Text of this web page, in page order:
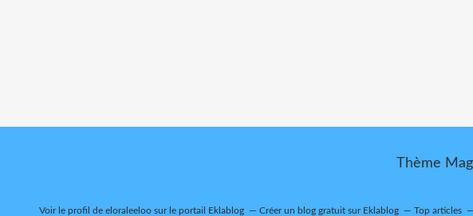
Thème
Voir le profil de eloraleeloosur le portail Eklablog Créer un blog gratuit sur Eklablog Top articles